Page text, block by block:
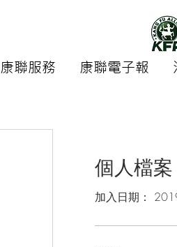
康聯服務 康聯電子報
個人檔案
加入日期：